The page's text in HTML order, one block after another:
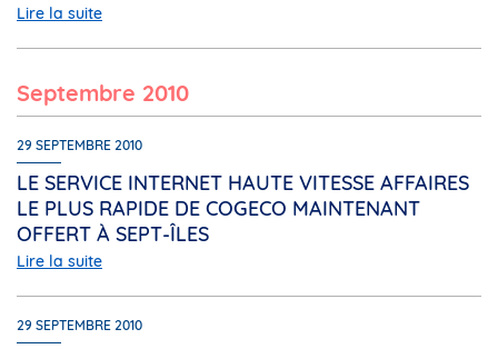
Lire la suite
septembre 2010
29 SEPTEMBRE 2010
LE SERVICE INTERNET HAUTE VITESSE AFFAIRES
LE PLUS RAPIDE DE COGECO MAINTENANT
OFFERT À SEPT-ÎLES
Lire la suite
29 SEPTEMBRE 2010